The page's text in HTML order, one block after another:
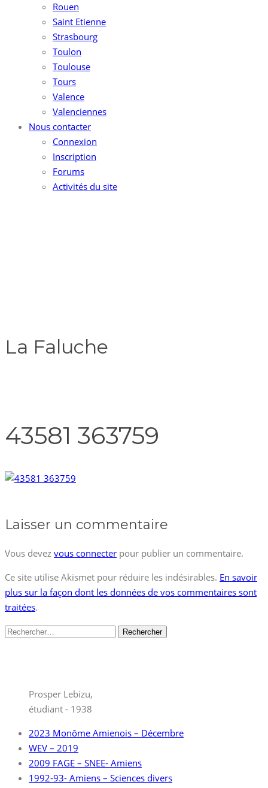
Rouen
Saint Etienne
Strasbourg
Toulon
Toulouse
Tours
Valence
Valenciennes
Nous contacter
Connexion
Inscription
Forums
Activités du site
La Faluche
43581 363759
Laisser un commentaire
Vous devez vous connecter pour publier un commentaire.
Ce site utilise Akismet pour réduire les indésirables. En savoir
plus sur la façon dont les données de vos commentaires sont
traitées.
Rechercher :
Prosper Lebizu,
étudiant - 1938
2023 Monôme Amienois – Décembre
WEV – 2019
2009 FAGE – SNEE- Amiens
1992-93- Amiens – Sciences divers